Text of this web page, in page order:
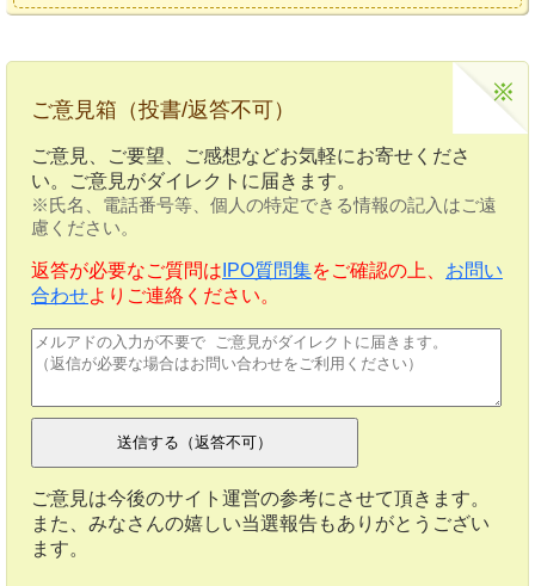
ご意見箱（投書/返答不可）
ご意見、ご要望、ご感想などお気軽にお寄せくださ
い。ご意見がダイレクトに届きます。
※氏名、電話番号等、個人の特定できる情報の記入はご遠
慮ください。
返答が必要なご質問は IPO質問集をご確認の上、 お問い
合わせよりご連絡ください。
ご意見は今後のサイト運営の参考にさせて頂きます。
また、みなさんの嬉しい当選報告もありがとうござい
ます。